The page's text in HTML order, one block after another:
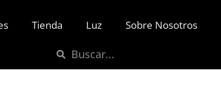
Tienda Luz Sobre Nosotros